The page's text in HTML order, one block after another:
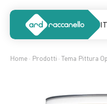
Home · Prodotti · Tema Pittura